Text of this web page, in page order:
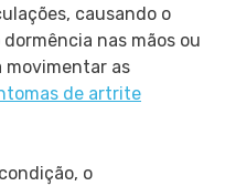
causando o
nas mãos ou
movimentar as
de artrite
o